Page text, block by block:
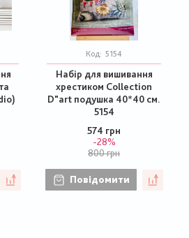
Код: 5154
Набір для вишивання
хрестиком Collection
D"art подушка 40*40 см.
5154
574 грн
-28%
800 грн
Повідомити